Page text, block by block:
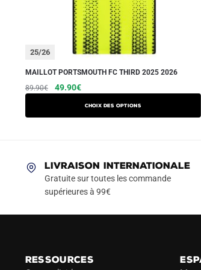
25/26
MAILLOT PORTSMOUTH FC THIRD 2025 2026
89.90€
Le
49.90€Le
Choix des options
Ce
produit
a
Les
options
peuvent
page
LIVRAISON INTERNATIONALE
Gratuite sur toutes les commande
supérieures à 99€
RESSOURCES